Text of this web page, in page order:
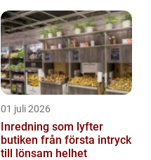
01 juli 2026
Inredning som lyfter
butiken från första intryck
till lönsam helhet